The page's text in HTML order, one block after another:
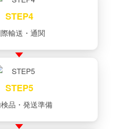
STEP4
輸送・通関
STEP5
品・発送準備